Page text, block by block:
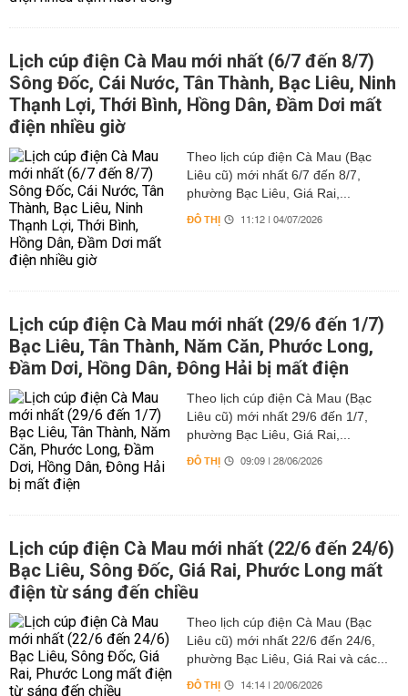
Lịch cúp điện Cà Mau mới nhất (6/7 đến 8/7)
Sông Đốc, Cái Nước, Tân Thành, Bạc Liêu, Ninh
Thạnh Lợi, Thới Bình, Hồng Dân, Đầm Dơi mất
điện nhiều giờ
Theo lịch cúp điện Cà Mau (Bạc
Liêu cũ) mới nhất 6/7 đến 8/7,
phường Bạc Liêu, Giá Rai,...
ĐÔ THỊ 11:12 | 04/07/2026
Lịch cúp điện Cà Mau mới nhất (29/6 đến 1/7)
Bạc Liêu, Tân Thành, Năm Căn, Phước Long,
Đầm Dơi, Hồng Dân, Đông Hải bị mất điện
Theo lịch cúp điện Cà Mau (Bạc
Liêu cũ) mới nhất 29/6 đến 1/7,
phường Bạc Liêu, Giá Rai,...
ĐÔ THỊ 09:09 | 28/06/2026
Lịch cúp điện Cà Mau mới nhất (22/6 đến 24/6)
Bạc Liêu, Sông Đốc, Giá Rai, Phước Long mất
điện từ sáng đến chiều
Theo lịch cúp điện Cà Mau (Bạc
Liêu cũ) mới nhất 22/6 đến 24/6,
phường Bạc Liêu, Giá Rai và các...
ĐÔ THỊ 14:14 | 20/06/2026